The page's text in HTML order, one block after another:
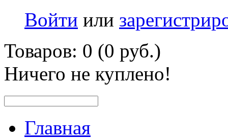
Войти или
Товаров: 0 (0 руб.)
Ничего не куплено!
Главная